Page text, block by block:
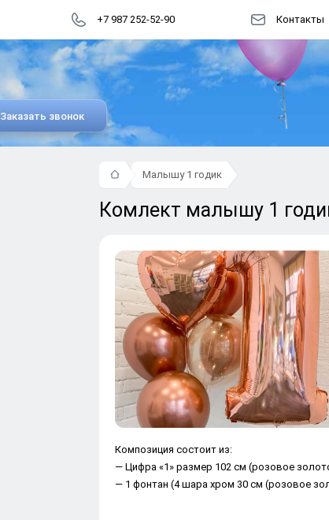
+7 987 252-52-90 Контакты
Заказать звонок
Малышу 1 годик
Комлект малышу 1
Композиция состоит из:
— Цифра «1» размер 102 см (розовое
— 1 фонтан (4 шара хром 30 см (розовое